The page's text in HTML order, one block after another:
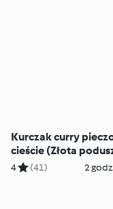
Kurczak curry
cieście (Złota
4 (41) 2